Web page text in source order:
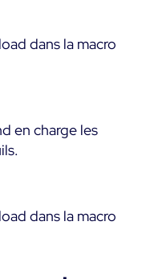
dans la macro
en charge les
dans la macro